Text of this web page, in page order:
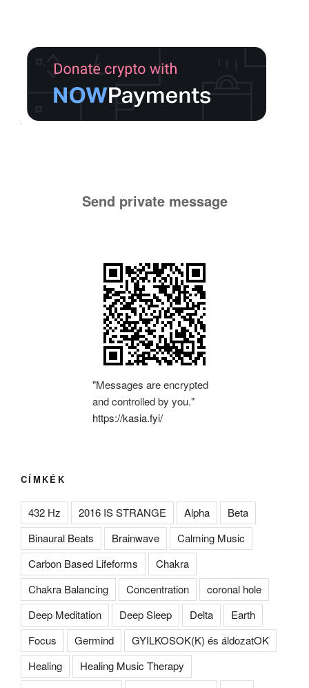
Send private message
"Messages are encrypted
and controlled by you."
https://kasia.fyi/
CÍMKÉK
432 Hz 2016 IS STRANGE Alpha
Beta
Binaural Beats
Brainwave
Calming Music
Carbon Based Lifeforms
Chakra
Chakra Balancing
Concentration
coronal hole
Deep Meditation
Deep Sleep Delta
Earth
Focus
Germind
GYILKOSOK(K) és áldozatOK
Healing
Healing Music Therapy